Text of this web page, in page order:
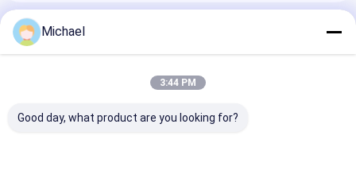
Geadviseerde Producten
Michael
3:44 PM
Good day, what product are you looking for?